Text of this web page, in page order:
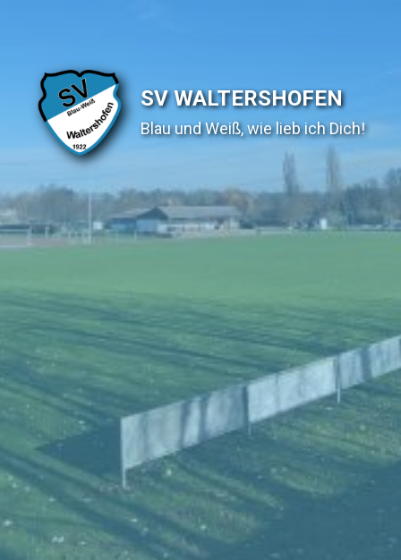
SV WALTERSHOFEN
Blau und Weiß, wie lieb ich Dich!